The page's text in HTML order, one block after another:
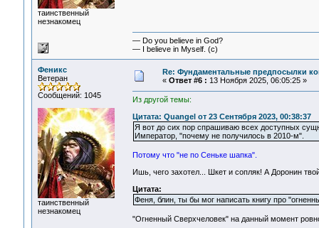
таинственный
незнакомец
— Do you believe in God?
— I believe in Myself. (c)
Феникс
Ветеран
Сообщений: 1045
таинственный
незнакомец
Re: Фундаментальные предпосылки
« Ответ #6 : 13 Ноября 2025, 06:05:25 »
Из другой темы:
Цитата: Quangel от 23 Сентября 2023, 00:38:37
Я вот до сих пор спрашиваю всех доступных
Император, "почему не получилось в 2010-м".
Потому что "не по Сеньке шапка".
Ишь, чего захотел... Шкет и сопляк! А Доронин
Цитата:
Феня, блин, ты бы мог написать книгу про
"Огненный Сверхчеловек" на данный момент